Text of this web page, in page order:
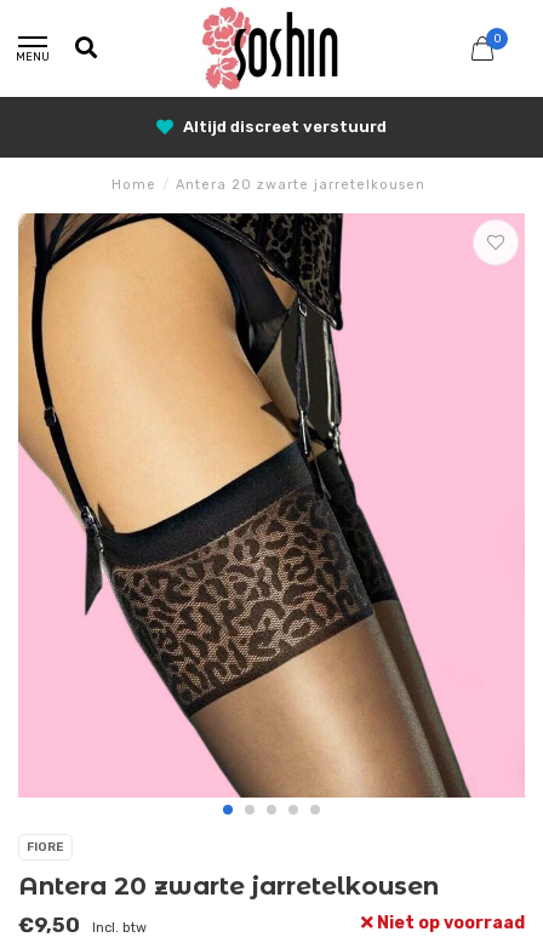
MENU
0
Altijd discreet verstuurd
Home / Antera 20 zwarte jarretelkousen
FIORE
Antera 20 zwarte jarretelkousen
€9,50 Incl. btw Niet op voorraad